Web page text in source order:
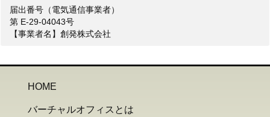
届出番号（電気通信事業者）
第 E-29-04043号
【事業者名】創発株式会社
HOME
バーチャルオフィスとは